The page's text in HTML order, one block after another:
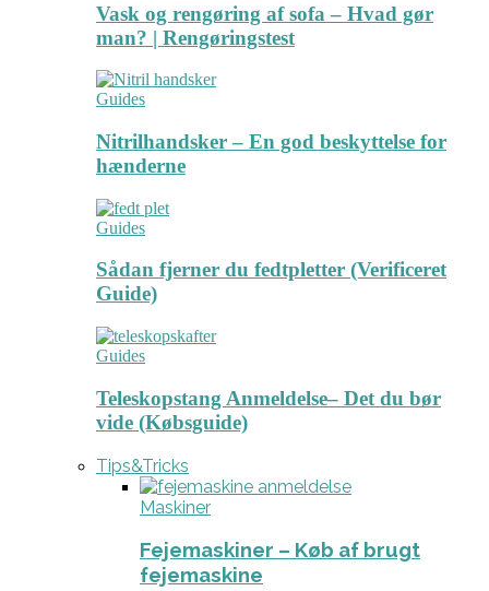
Vask og rengøring af sofa – Hvad gør
man? | Rengøringstest
Guides
Nitrilhandsker – En god beskyttelse for
hænderne
Guides
Sådan fjerner du fedtpletter (Verificeret
Guide)
Guides
Teleskopstang Anmeldelse– Det du bør
vide (Købsguide)
Tips&Tricks
Maskiner
Fejemaskiner – Køb af brugt
fejemaskine